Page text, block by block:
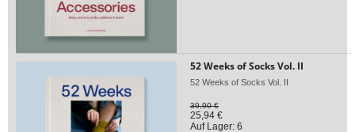
52 Weeks of Socks Vol. II
52 Weeks of Socks Vol. II
39,90 €
25,94 €
Auf Lager: 6